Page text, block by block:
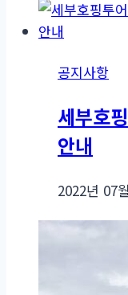
공지사항
세부호
안내
2022년 07